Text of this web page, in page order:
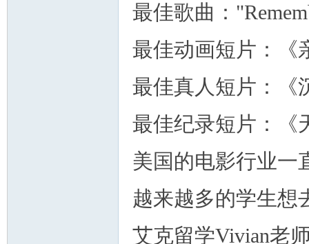
最佳歌曲：
最佳动画短片：《
最佳真人短片：《
最佳纪录短片：《
美国的电影行业一
越来越多的学生想
艾克留学Vivian老